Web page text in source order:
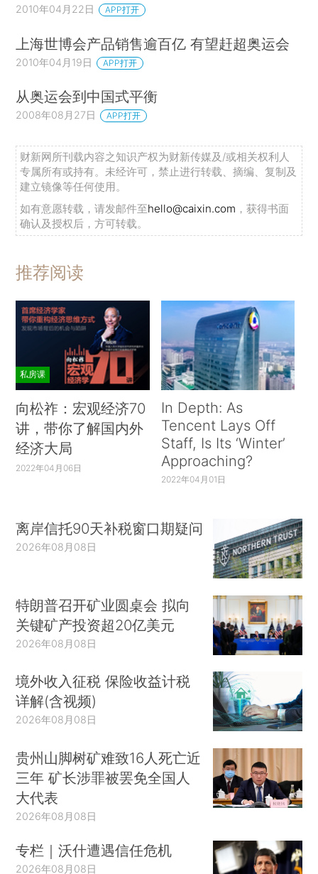
2010年04月22日 APP打开
上海世博会产品销售逾百亿 有望赶超奥运会
2010年04月19日 APP打开
从奥运会到中国式平衡
2008年08月27日 APP打开
财新网所刊载内容之知识产权为财新传媒及/或相关权利人
专属所有或持有。未经许可，禁止进行转载、摘编、复制及
建立镜像等任何使用。
如有意愿转载，请发邮件至hello@caixin.com ，获得书面
确认及授权后，方可转载。
推荐阅读
私房课
向松祚：宏观经济70
讲，带你了解国内外
经济大局
2022年04月06日
In Depth: As
Tencent Lays Off
Staff, Is Its ‘Winter’
Approaching?
2022年04月01日
离岸信托90天补税窗口期疑问
2026年08月08日
特朗普召开矿业圆桌会 拟向
关键矿产投资超20亿美元
2026年08月08日
境外收入征税 保险收益计税
详解(含视频)
2026年08月08日
贵州山脚树矿难致16人死亡近
三年 矿长涉罪被罢免全国人
大代表
2026年08月08日
专栏｜沃什遭遇信任危机
2026年08月08日